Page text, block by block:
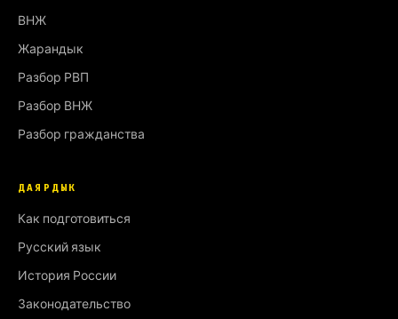
ВНЖ
Жарандык
Разбор РВП
Разбор ВНЖ
Разбор гражданства
ДАЯРДЫК
Как подготовиться
Русский язык
История России
Законодательство